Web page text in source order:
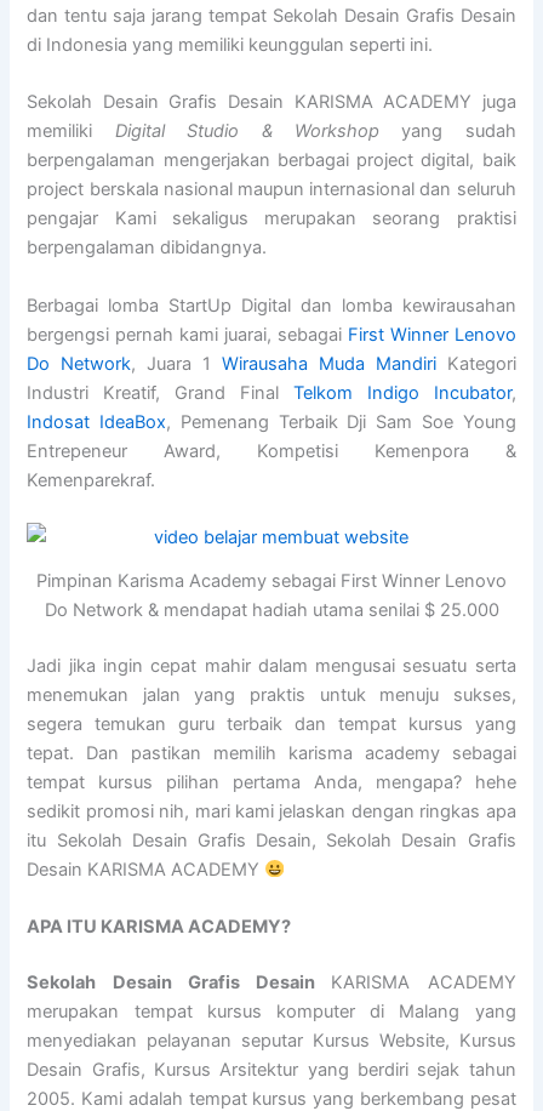
dan tentu saja jarang tempat Sekolah Desain Grafis Desain
di Indonesia yang memiliki keunggulan seperti ini.
Sekolah Desain Grafis Desain KARISMA ACADEMY juga
memiliki Digital Studio & Workshop yang sudah
berpengalaman mengerjakan berbagai project digital, baik
project berskala nasional maupun internasional dan seluruh
pengajar Kami sekaligus merupakan seorang praktisi
berpengalaman dibidangnya.
Berbagai lomba StartUp Digital dan lomba kewirausahan
bergengsi pernah kami juarai, sebagai First Winner Lenovo
Do Network, Juara 1 Wirausaha Muda MandiriKategori
Industri Kreatif, Grand Final Telkom Indigo Incubator,
Indosat IdeaBox, Pemenang Terbaik Dji Sam Soe Young
Entrepeneur Award, Kompetisi Kemenpora &
Kemenparekraf.
Pimpinan Karisma Academy sebagai First Winner Lenovo
Do Network & mendapat hadiah utama senilai $ 25.000
Jadi jika ingin cepat mahir dalam mengusai sesuatu serta
menemukan jalan yang praktis untuk menuju sukses,
segera temukan guru terbaik dan tempat kursus yang
tepat. Dan pastikan memilih karisma academy sebagai
tempat kursus pilihan pertama Anda, mengapa? hehe
sedikit promosi nih, mari kami jelaskan dengan ringkas apa
itu Sekolah Desain Grafis Desain, Sekolah Desain Grafis
Desain KARISMA ACADEMY
APA ITU KARISMA ACADEMY?
Sekolah Desain Grafis Desain KARISMA ACADEMY
merupakan tempat kursus komputer di Malang yang
menyediakan pelayanan seputar Kursus Website, Kursus
Desain Grafis, Kursus Arsitektur yang berdiri sejak tahun
2005. Kami adalah tempat kursus yang berkembang pesat